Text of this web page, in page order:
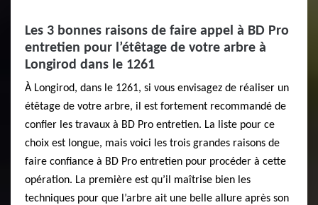
Les 3 bonnes raisons de faire appel à BD Pro
entretien pour l’étêtage de votre arbre à
Longirod dans le 1261
À Longirod, dans le 1261, si vous envisagez de réaliser un
étêtage de votre arbre, il est fortement recommandé de
confier les travaux à BD Pro entretien. La liste pour ce
choix est longue, mais voici les trois grandes raisons de
faire confiance à BD Pro entretien pour procéder à cette
opération. La première est qu’il maîtrise bien les
techniques pour que l’arbre ait une belle allure après son